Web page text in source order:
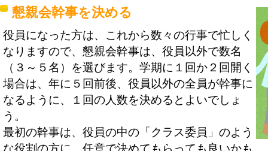
懇親会幹事を決める
役員になった方は、これから数々の行事で忙しく
なりますので、懇親会幹事は、役員以外で数名
（３～５名）を選びます。学期に１回か２回開く
場合は、年に５回前後、役員以外の全員が幹事に
なるように、１回の人数を決めるとよいでしょ
う。
最初の幹事は、役員の中の「クラス委員」のよう
な役割の方に、任意で決めてもらっても良いかも